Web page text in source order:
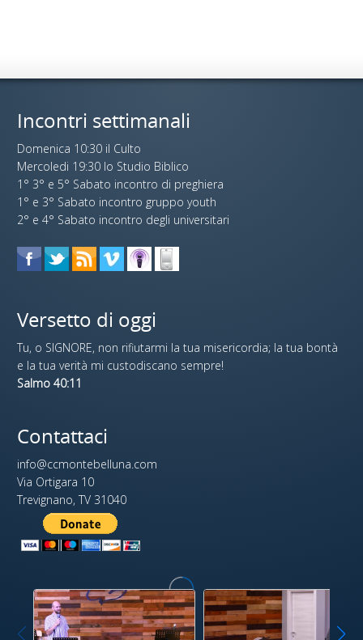
Incontri settimanali
Domenica 10:30 il Culto
Mercoledi 19:30 lo Studio Biblico
1° 3° e 5° Sabato incontro di preghiera
1° e 3° Sabato incontro gruppo youth
2° e 4° Sabato incontro degli universitari
Versetto di oggi
Tu, o SIGNORE, non rifiutarmi la tua misericordia; la tua bontà
e la tua verità mi custodiscano sempre!
Salmo 40:11
Contattaci
info@ccmontebelluna.com
Via Ortigara 10
Trevignano, TV 31040